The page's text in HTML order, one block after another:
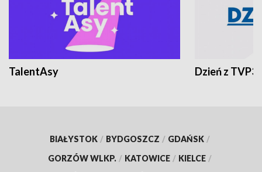
TalentAsy Dzień z TVP3
BIAŁYSTOK / BYDGOSZCZ / GDAŃSK /
GORZÓW WLKP. / KATOWICE / KIELCE /